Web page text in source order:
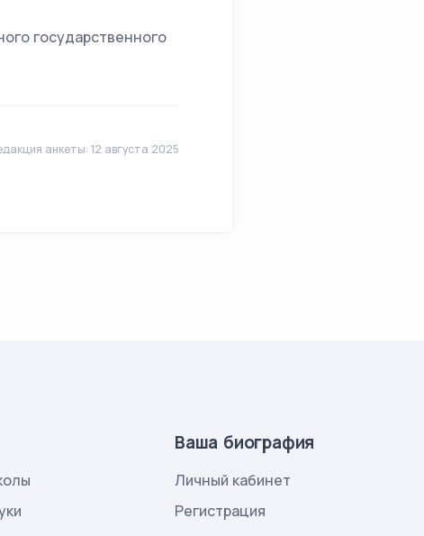
государственного
анкеты: 12 августа 2025
Ваша биография
Личный кабинет
Регистрация